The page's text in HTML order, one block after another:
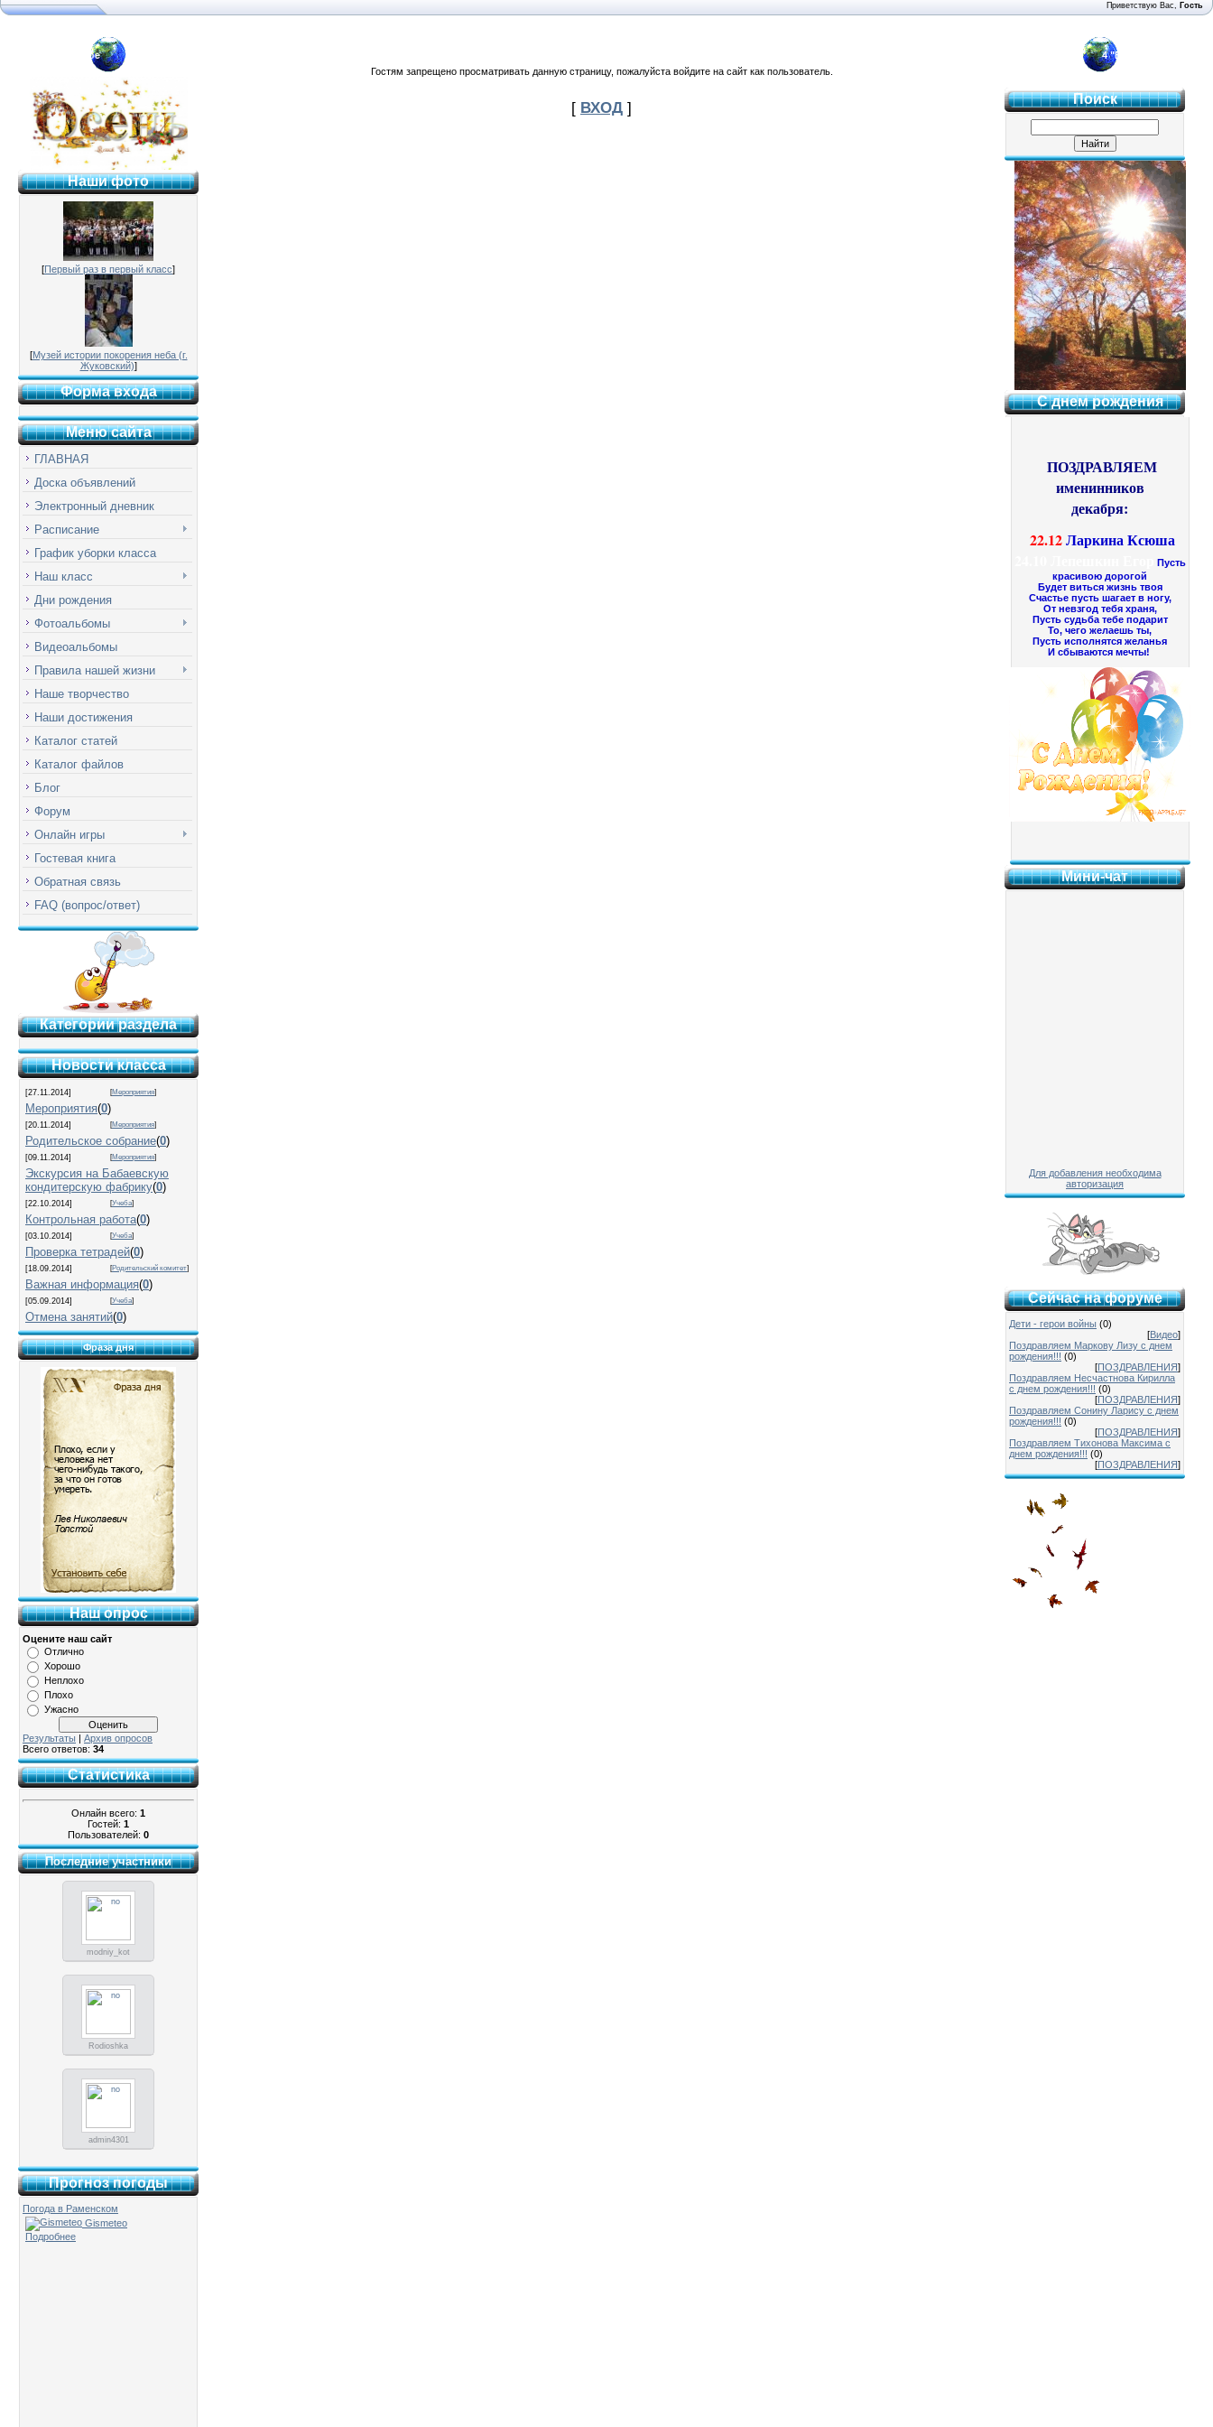
Приветствую Вас, Гость
№2 г. Раменское
Наши фото
[Первый раз в первый класс]
[Музей истории покорения неба (г.
Жуковский)]
Форма входа
Меню сайта
ГЛАВНАЯ
Доска объявлений
Электронный дневник
Расписание
График уборки класса
Наш класс
Дни рождения
Фотоальбомы
Видеоальбомы
Правила нашей жизни
Наше творчество
Наши достижения
Каталог статей
Каталог файлов
Блог
Форум
Онлайн игры
Гостевая книга
Обратная связь
FAQ (вопрос/ответ)
Категории раздела
Новости класса
[27.11.2014] [Мероприятия]
Мероприятия(0)
[20.11.2014] [Мероприятия]
Родительское собрание(0)
[09.11.2014] [Мероприятия]
Экскурсия на Бабаевскую
кондитерскую фабрику(0)
[22.10.2014] [Учеба]
Контрольная работа(0)
[03.10.2014] [Учеба]
Проверка тетрадей(0)
[18.09.2014] [Родительский комитет]
Важная информация(0)
[05.09.2014] [Учеба]
Отмена занятий(0)
Фраза дня
Наш опрос
Оцените наш сайт
Отлично
Хорошо
Неплохо
Плохо
Ужасно
Результаты | Архив опросов
Всего ответов: 34
Статистика
Онлайн всего: 1
Гостей: 1
Пользователей: 0
Последние участники
modniy_kot
Rodioshka
admin4301
Прогноз погоды
Погода в Раменском
Gismeteo
Подробнее
Гостям запрещено просматривать данную страницу, пожалуйста войдите на сайт как пользователь.
[ ВХОД ]
4 "Б"
Поиск
С днем рождения
ПОЗДРАВЛЯЕМ
именинников
декабря:
22.12Ларкина Ксюша
Пусть
красивою дорогой
Будет виться жизнь твоя
Счастье пусть шагает в ногу,
От невзгод тебя храня,
Пусть судьба тебе подарит
То, чего желаешь ты,
Пусть исполнятся желанья
И сбываются мечты!
Мини-чат
Для добавления необходима
авторизация
Сейчас на форуме
Дети - герои войны (0)
[Видео]
Поздравляем Маркову Лизу с днем
рождения!!! (0)
[ПОЗДРАВЛЕНИЯ]
Поздравляем Несчастнова Кирилла
с днем рождения!!! (0)
[ПОЗДРАВЛЕНИЯ]
Поздравляем Сонину Ларису с днем
рождения!!! (0)
[ПОЗДРАВЛЕНИЯ]
Поздравляем Тихонова Максима с
днем рождения!!! (0)
[ПОЗДРАВЛЕНИЯ]